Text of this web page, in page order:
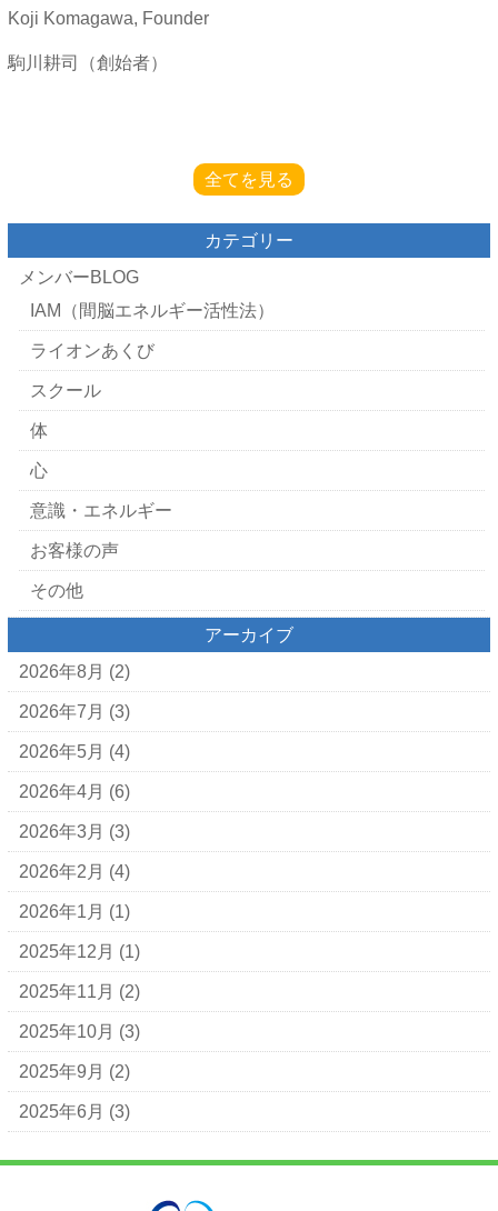
Koji Komagawa, Founder
駒川耕司（創始者）
全てを見る
カテゴリー
メンバーBLOG
IAM（間脳エネルギー活性法）
ライオンあくび
スクール
体
心
意識・エネルギー
お客様の声
その他
アーカイブ
2026年8月 (2)
2026年7月 (3)
2026年5月 (4)
2026年4月 (6)
2026年3月 (3)
2026年2月 (4)
2026年1月 (1)
2025年12月 (1)
2025年11月 (2)
2025年10月 (3)
2025年9月 (2)
2025年6月 (3)